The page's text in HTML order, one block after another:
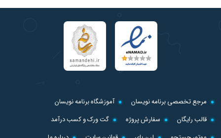
مرجع تخصصی برنامه نویسان
آموزشگاه برنامه نویسان
قالب رایگان
سفارش پروژه
گت ورک و کسب درآمد